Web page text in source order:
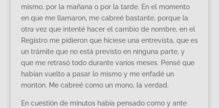
mismo, por la mañana o por la tarde. En el momento
en que me llamaron, me cabreé bastante, porque la
otra vez que intenté hacer el cambio de nombre, en el
Registro me pidieron que hiciese una entrevista, que es
un trámite que no está previsto en ninguna parte, y
que me retrasó todo durante varios meses. Pensé que
habían vuelto a pasar lo mismo y me enfadé un
montón. Me cabreé como un mono, la verdad.
En cuestión de minutos había pensado como y ante